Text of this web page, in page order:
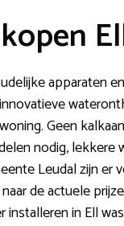
apparaten
Geen
nodig, lekkere
Leudal zijn er
de actuele
in Ell